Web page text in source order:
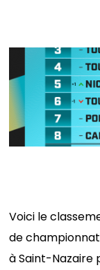
Voici le
de
à Saint-Nazaire